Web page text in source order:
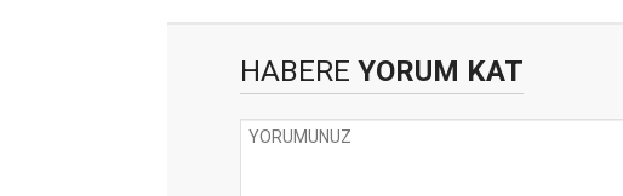
HABERE YORUM KAT